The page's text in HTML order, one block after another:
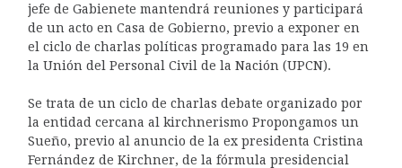
jefe de Gabienete mantendrá reuniones y participará
de un acto en Casa de Gobierno, previo a exponer en
el ciclo de charlas políticas programado para las 19 en
la Unión del Personal Civil de la Nación (UPCN).
Se trata de un ciclo de charlas debate organizado por
la entidad cercana al kirchnerismo Propongamos un
Sueño, previo al anuncio de la ex presidenta Cristina
Fernández de Kirchner, de la fórmula presidencial